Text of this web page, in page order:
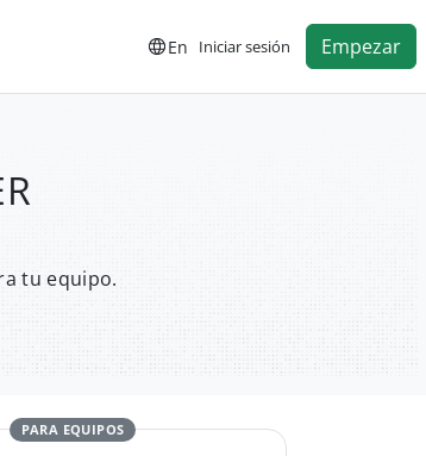
En Iniciar sesión Empezar
tu equipo.
PARA EQUIPOS